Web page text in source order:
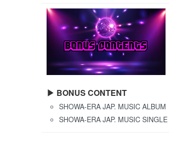
▶ BONUS CONTENT
SHOWA-ERA JAP. MUSIC ALBUM
SHOWA-ERA JAP. MUSIC SINGLE